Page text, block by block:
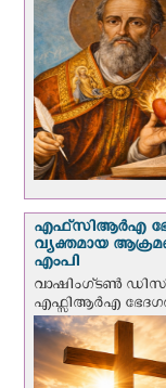
എഫ്‌സി‌ആര്‍‌എ
വ്യക്തമായ
എംപി
വാഷിംഗ്ടണ്‍ ഡി‌സി:
എഫ്സിആർഎ